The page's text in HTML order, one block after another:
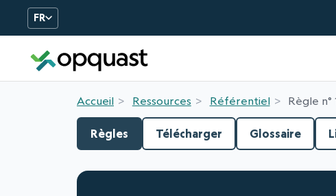
FR
Accueil Ressources Référentiel Règle n°
Règles Télécharger Glossaire